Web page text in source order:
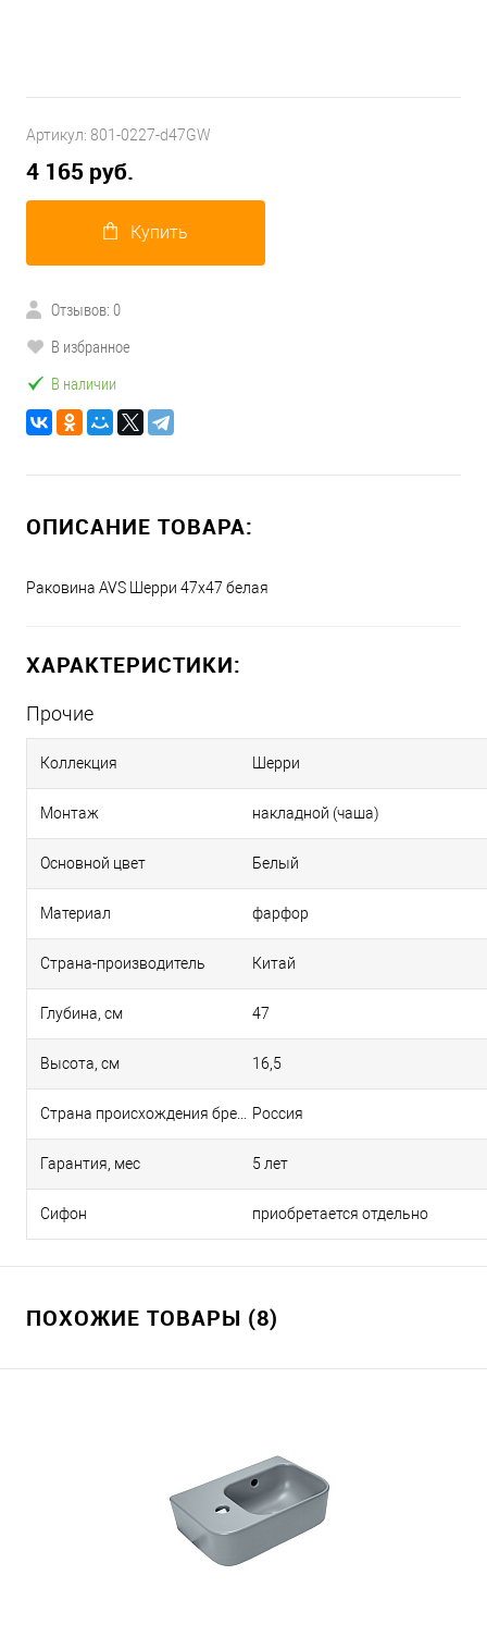
Артикул: 801-0227-d47GW
4 165 руб.
Купить
Отзывов: 0
В избранное
В наличии
ОПИСАНИЕ ТОВАРА:
Раковина AVS Шерри 47х47 белая
ХАРАКТЕРИСТИКИ:
Прочие
Коллекция Шерри
Монтаж накладной (чаша)
Основной цвет Белый
Материал фарфор
Страна-производитель Китай
Глубина, см 47
Высота, см 16,5
Россия
Гарантия, мес 5 лет
Сифон приобретается отдельно
ПОХОЖИЕ ТОВАРЫ (8)